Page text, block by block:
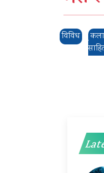
विविध